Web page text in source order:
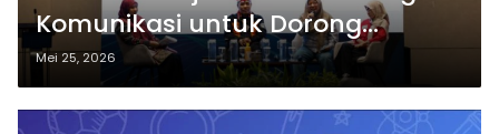
Komunikasi untuk Dorong
Akomodasi yang Layak
Mei 25, 2026